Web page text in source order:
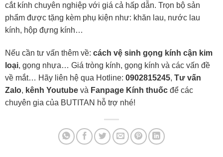
cắt kính chuyên nghiệp với giá cả hấp dẫn. Trọn bộ sản
phẩm được tặng kèm phụ kiện như: khăn lau, nước lau
kính, hộp đựng kính…
Nếu cần tư vấn thêm về: cách vệ sinh gọng kính cận kim
loại, gọng nhựa… Giá tròng kính, gọng kính và các vấn đề
về mắt… Hãy liên hệ qua Hotline: 0902815245, Tư vấn
Zalo, kênh Youtubevà Fanpage Kính thuốcđể các
chuyên gia của BUTITAN hỗ trợ nhé!